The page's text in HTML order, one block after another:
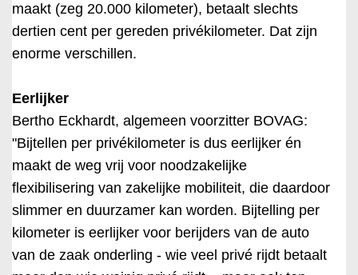
maakt (zeg 20.000 kilometer), betaalt slechts
dertien cent per gereden privékilometer. Dat zijn
enorme verschillen.
Eerlijker
Bertho Eckhardt, algemeen voorzitter BOVAG:
"Bijtellen per privékilometer is dus eerlijker én
maakt de weg vrij voor noodzakelijke
flexibilisering van zakelijke mobiliteit, die daardoor
slimmer en duurzamer kan worden. Bijtelling per
kilometer is eerlijker voor berijders van de auto
van de zaak onderling - wie veel privé rijdt betaalt